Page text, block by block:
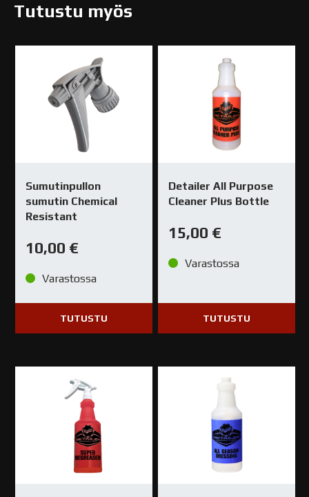
Tutustu myös
Sumutinpullon
sumutin Chemical
Resistant
10,00 €
Varastossa
TUTUSTU
Detailer All Purpose
Cleaner Plus Bottle
15,00 €
Varastossa
TUTUSTU